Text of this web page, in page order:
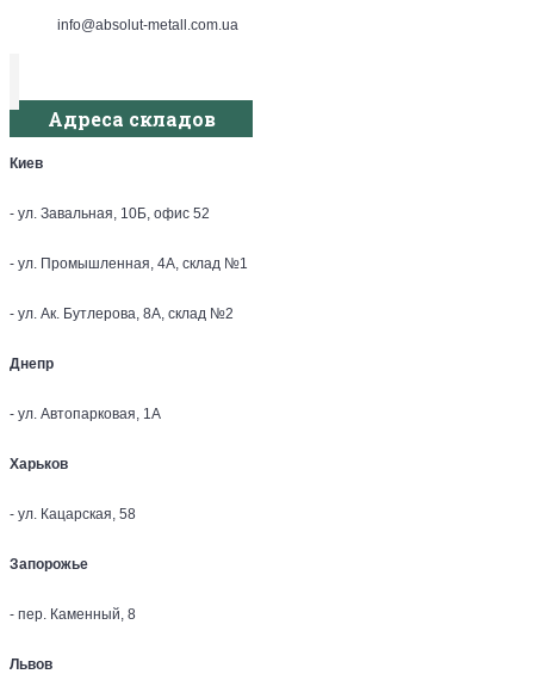
info@absolut-metall.com.ua
Адреса складов
Киев
- ул. Завальная, 10Б, офис 52
- ул. Промышленная, 4А, склад №1
- ул. Ак. Бутлерова, 8А, склад №2
Днепр
- ул. Автопарковая, 1А
Харьков
- ул. Кацарская, 58
Запорожье
- пер. Каменный, 8
Львов